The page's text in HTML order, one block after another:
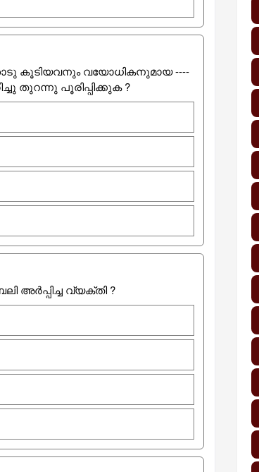
കൂടിയവനും വയോധികനുമായ ----
തുറന്നു പൂരിപ്പിക്കുക ?
അർപ്പിച്ച വ്യക്തി ?